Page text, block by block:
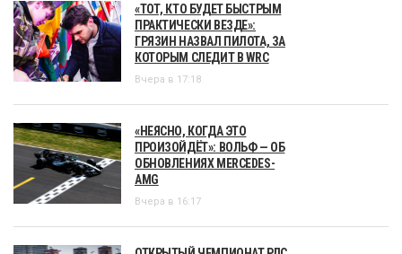
«ТОТ, КТО БУДЕТ БЫСТРЫМ
ПРАКТИЧЕСКИ ВЕЗДЕ»:
ГРЯЗИН НАЗВАЛ ПИЛОТА, ЗА
КОТОРЫМ СЛЕДИТ В WRC
Вчера в 17:18
«НЕЯСНО, КОГДА ЭТО
ПРОИЗОЙДЁТ»: ВОЛЬФ — ОБ
ОБНОВЛЕНИЯХ MERCEDES-
AMG
Вчера в 16:17